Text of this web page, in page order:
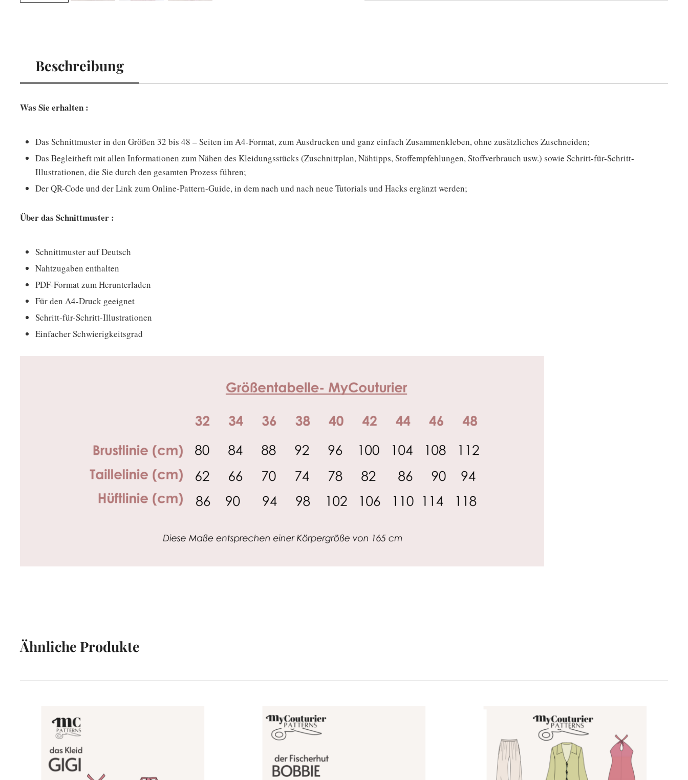
Beschreibung
Was Sie erhalten :
Das Schnittmuster in den Größen 32 bis 48 – Seiten im A4-Format, zum Ausdrucken und ganz einfach Zusammenkleben, ohne zusätzliches Zuschneiden;
Das Begleitheft mit allen Informationen zum Nähen des Kleidungsstücks (Zuschnittplan, Nähtipps, Stoffempfehlungen, Stoffverbrauch usw.) sowie Schritt-für-Schritt-
Illustrationen, die Sie durch den gesamten Prozess führen;
Der QR-Code und der Link zum Online-Pattern-Guide, in dem nach und nach neue Tutorials und Hacks ergänzt werden;
Über das Schnittmuster :
Schnittmuster auf Deutsch
Nahtzugaben enthalten
PDF-Format zum Herunterladen
Für den A4-Druck geeignet
Schritt-für-Schritt-Illustrationen
Einfacher Schwierigkeitsgrad
Ähnliche Produkte
VENTES À 2€ VENTES À 2€